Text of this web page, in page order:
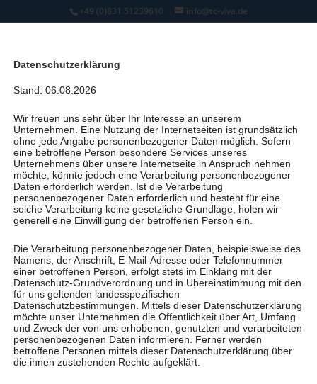
+49 (0)831 51239610 info@tc-viva.de
Datenschutzerklärung
Stand: 06.08.2026
Wir freuen uns sehr über Ihr Interesse an unserem
Unternehmen. Eine Nutzung der Internetseiten ist grundsätzlich
ohne jede Angabe personenbezogener Daten möglich. Sofern
eine betroffene Person besondere Services unseres
Unternehmens über unsere Internetseite in Anspruch nehmen
möchte, könnte jedoch eine Verarbeitung personenbezogener
Daten erforderlich werden. Ist die Verarbeitung
personenbezogener Daten erforderlich und besteht für eine
solche Verarbeitung keine gesetzliche Grundlage, holen wir
generell eine Einwilligung der betroffenen Person ein.
Die Verarbeitung personenbezogener Daten, beispielsweise des
Namens, der Anschrift, E-Mail-Adresse oder Telefonnummer
einer betroffenen Person, erfolgt stets im Einklang mit der
Datenschutz-Grundverordnung und in Übereinstimmung mit den
für uns geltenden landesspezifischen
Datenschutzbestimmungen. Mittels dieser Datenschutzerklärung
möchte unser Unternehmen die Öffentlichkeit über Art, Umfang
und Zweck der von uns erhobenen, genutzten und verarbeiteten
personenbezogenen Daten informieren. Ferner werden
betroffene Personen mittels dieser Datenschutzerklärung über
die ihnen zustehenden Rechte aufgeklärt.